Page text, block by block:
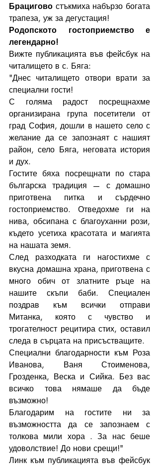
Брацигово стъкмиха набързо богата
трапеза, уж за дегустация!
Родопското гостоприемство е
легендарно!
Вижте публикацията във фейсбук на
читалището в с. Бяга:
"Днес читалището отвори врати за
специални гости!
С голяма радост посрещнахме
организирана група посетители от
град София, дошли в нашето село с
желание да се запознаят с нашият
район, село Бяга, неговата история
и дух.
Гостите бяха посрещнати по стара
българска традиция — с домашно
приготвена питка и сърдечно
гостоприемство. Отведохме ги на
нива, обсипана с благоуханни рози,
където усетиха красотата и магията
на нашата земя.
След разходката ги нагостихме с
вкусна домашна храна, приготвена с
много обич от златните ръце на
нашите скъпи баби. Специален
поздрав към всички отправи
Митанка, която с чувство и
трогателност рецитира стих, оставил
следа в сърцата на присъстващите.
Специални благодарности към Роза
Иванова, Ваня Стоименова,
Грозденка, Веска и Сийка. Без вас
всичко това нямаше да бъде
възможно!
Благодарим на гостите ни за
възможността да се запознаем с
толкова мили хора . За нас беше
удоволствие! До нови срещи!"